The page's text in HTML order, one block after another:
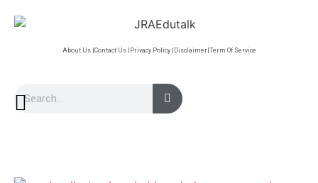
About Us | Contact Us | Privacy Policy | Disclaimer| Term Of Service